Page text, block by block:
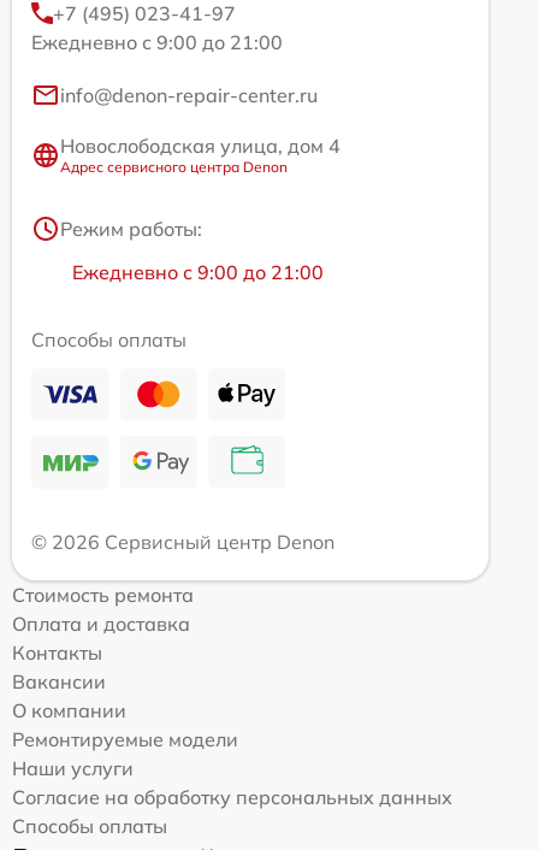
+7 (495) 023-41-97
Ежедневно с 9:00 до 21:00
info@denon-repair-center.ru
Новослободская улица, дом 4
Адрес сервисного центра Denon
Режим работы:
Ежедневно с 9:00 до 21:00
Способы оплаты
© 2026 Сервисный центр Denon
Стоимость ремонта
Оплата и доставка
Контакты
Вакансии
О компании
Ремонтируемые модели
Наши услуги
Согласие на обработку персональных данных
Способы оплаты